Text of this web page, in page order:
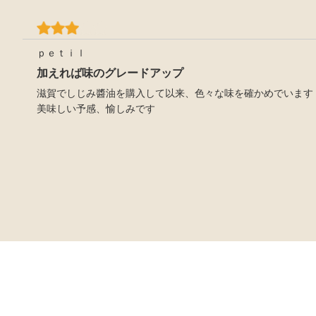
ｐｅｔｉｌ
加えれば味のグレードアップ
滋賀でしじみ醬油を購入して以来、色々な味を確かめでいます
美味しい予感、愉しみです